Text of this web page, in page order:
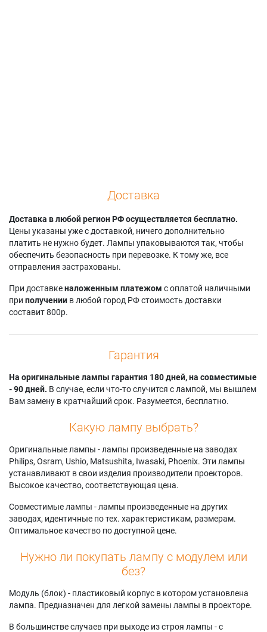
Доставка
Доставка в любой регион РФ осуществляется бесплатно.
Цены указаны уже с доставкой, ничего дополнительно
платить не нужно будет. Лампы упаковываются так, чтобы
обеспечить безопасность при перевозке. К тому же, все
отправления застрахованы.
При доставкеналоженным платежом с оплатой наличными
при получении в любой город РФ стоимость доставки
составит 800р.
Гарантия
На оригинальные лампы гарантия 180 дней, на совместимые
- 90 дней. В случае, если что-то случится с лампой, мы вышлем
Вам замену в кратчайший срок. Разумеется, бесплатно.
Какую лампу выбрать?
Оригинальные лампы - лампы произведенные на заводах
Philips, Osram, Ushio, Matsushita, Iwasaki, Phoenix. Эти лампы
устанавливают в свои изделия производители проекторов.
Высокое качество, соответствующая цена.
Совместимые лампы - лампы произведенные на других
заводах, идентичные по тех. характеристикам, размерам.
Оптимальное качество по доступной цене.
Нужно ли покупать лампу с модулем или
без?
Модуль (блок) - пластиковый корпус в котором установлена
лампа. Предназначен для легкой замены лампы в проекторе.
В большинстве случаев при выходе из строя лампы - с